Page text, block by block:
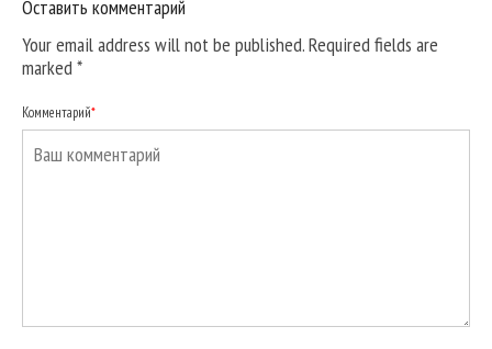
Оставить комментарий
Your email address will not be published. Required fields are
marked*
Комментарий*